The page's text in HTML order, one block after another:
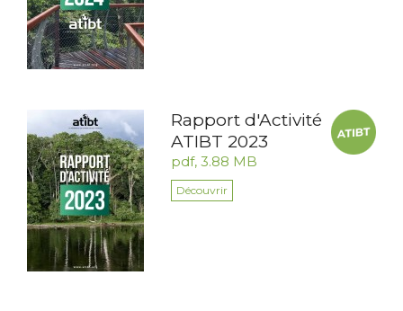
Rapport d'Activité
ATIBT 2023
pdf, 3.88 MB
Découvrir